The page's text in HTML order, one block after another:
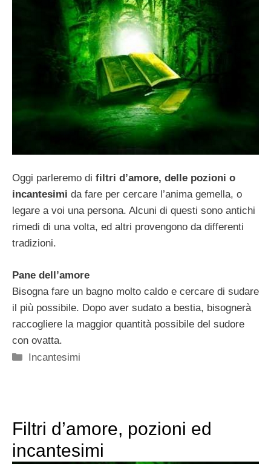
Oggi parleremo di filtri d’amore, delle pozioni o
incantesimi da fare per cercare l’anima gemella, o
legare a voi una persona. Alcuni di questi sono antichi
rimedi di una volta, ed altri provengono da differenti
tradizioni.
Pane dell’amore
Bisogna fare un bagno molto caldo e cercare di sudare
il più possibile. Dopo aver sudato a bestia, bisognerà
raccogliere la maggior quantità possibile del sudore
con ovatta.
Categorie
Incantesimi
Filtri d’amore, pozioni ed
incantesimi